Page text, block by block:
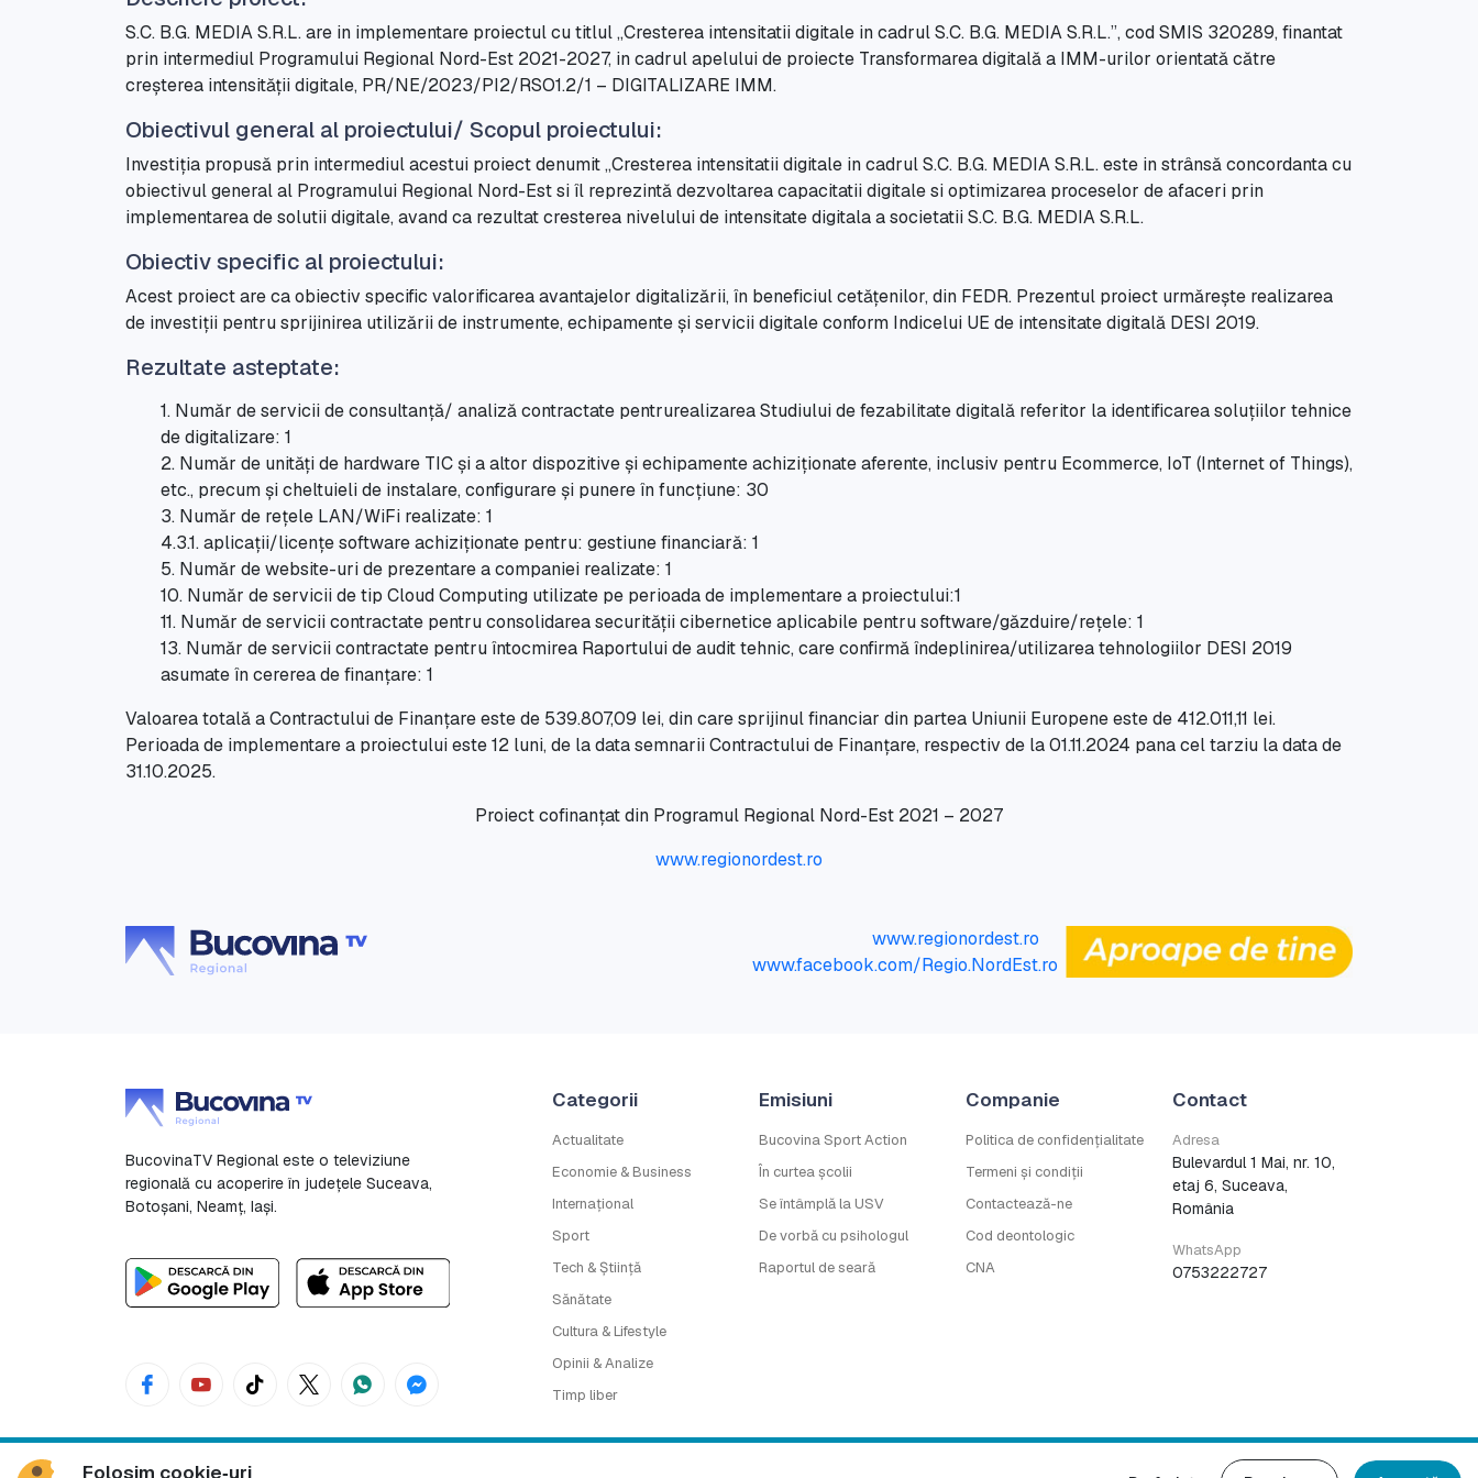
S.C. B.G. MEDIA S.R.L. are in implementare proiectul cu titlul „Cresterea intensitatii digitale in cadrul S.C. B.G. MEDIA S.R.L.”, cod SMIS 320289, finantat
prin intermediul Programului Regional Nord-Est 2021-2027, in cadrul apelului de proiecte Transformarea digitală a IMM-urilor orientată către
creșterea intensității digitale, PR/NE/2023/PI2/RSO1.2/1 – DIGITALIZARE IMM.
Obiectivul general al proiectului/ Scopul proiectului:
Investiția propusă prin intermediul acestui proiect denumit „Cresterea intensitatii digitale in cadrul S.C. B.G. MEDIA S.R.L. este in strânsă concordanta cu
obiectivul general al Programului Regional Nord-Est si îl reprezintă dezvoltarea capacitatii digitale si optimizarea proceselor de afaceri prin
implementarea de solutii digitale, avand ca rezultat cresterea nivelului de intensitate digitala a societatii S.C. B.G. MEDIA S.R.L.
Obiectiv specific al proiectului:
Acest proiect are ca obiectiv specific valorificarea avantajelor digitalizării, în beneficiul cetățenilor, din FEDR. Prezentul proiect urmărește realizarea
de investiții pentru sprijinirea utilizării de instrumente, echipamente și servicii digitale conform Indicelui UE de intensitate digitală DESI 2019.
Rezultate asteptate:
1. Număr de servicii de consultanță/ analiză contractate pentrurealizarea Studiului de fezabilitate digitală referitor la identificarea soluțiilor tehnice
de digitalizare: 1
2. Număr de unități de hardware TIC și a altor dispozitive și echipamente achiziționate aferente, inclusiv pentru Ecommerce, IoT (Internet of Things),
etc., precum și cheltuieli de instalare, configurare și punere în funcțiune: 30
3. Număr de rețele LAN/WiFi realizate: 1
4.3.1. aplicații/licențe software achiziționate pentru: gestiune financiară: 1
5. Număr de website-uri de prezentare a companiei realizate: 1
10. Număr de servicii de tip Cloud Computing utilizate pe perioada de implementare a proiectului:1
11. Număr de servicii contractate pentru consolidarea securității cibernetice aplicabile pentru software/găzduire/rețele: 1
13. Număr de servicii contractate pentru întocmirea Raportului de audit tehnic, care confirmă îndeplinirea/utilizarea tehnologiilor DESI 2019
asumate în cererea de finanțare: 1
Valoarea totală a Contractului de Finanțare este de 539.807,09 lei, din care sprijinul financiar din partea Uniunii Europene este de 412.011,11 lei.
Perioada de implementare a proiectului este 12 luni, de la data semnarii Contractului de Finanțare, respectiv de la 01.11.2024 pana cel tarziu la data de
31.10.2025.
Proiect cofinanțat din Programul Regional Nord-Est 2021 – 2027
www.regionordest.ro
www.regionordest.ro
www.facebook.com/Regio.NordEst.ro
BucovinaTV Regional este o televiziune
regională cu acoperire în județele Suceava,
Botoşani, Neamț, Iași.
Categorii
Actualitate
Economie & Business
Internațional
Sport
Tech & Știință
Sănătate
Cultura & Lifestyle
Opinii & Analize
Timp liber
Emisiuni
Bucovina Sport Action
În curtea școlii
Se întâmplă la USV
De vorbă cu psihologul
Raportul de seară
Companie
Politica de confidențialitate
Termeni și condiții
Contactează-ne
Cod deontologic
CNA
Contact
Adresa
Bulevardul 1 Mai, nr. 10,
etaj 6, Suceava,
România
WhatsApp
0753222727
Folosim cookie‑uri